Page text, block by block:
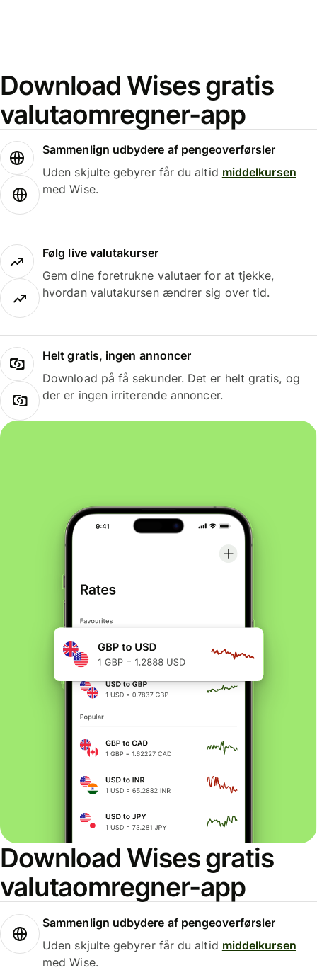
Download Wises gratis
valutaomregner-app
Sammenlign udbydere af pengeoverførsler
Uden skjulte gebyrer får du altid middelkursen
med Wise.
Følg live valutakurser
Gem dine foretrukne valutaer for at tjekke,
hvordan valutakursen ændrer sig over tid.
Helt gratis, ingen annoncer
Download på få sekunder. Det er helt gratis, og
der er ingen irriterende annoncer.
Download Wises gratis
valutaomregner-app
Sammenlign udbydere af pengeoverførsler
Uden skjulte gebyrer får du altid middelkursen
med Wise.